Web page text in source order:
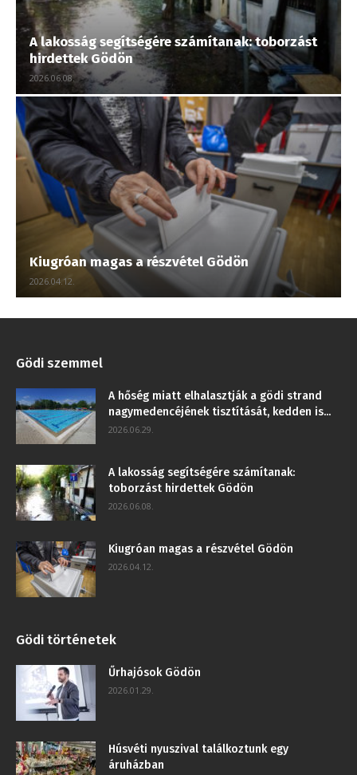
A lakosság segítségére számítanak: toborzást
hirdettek Gödön
2026.06.08.
Kiugróan magas a részvétel Gödön
2026.04.12.
Gödi szemmel
A hőség miatt elhalasztják a gödi strand
nagymedencéjének tisztítását, kedden is...
2026.06.29.
A lakosság segítségére számítanak:
toborzást hirdettek Gödön
2026.06.08.
Kiugróan magas a részvétel Gödön
2026.04.12.
Gödi történetek
Űrhajósok Gödön
2026.01.29.
Húsvéti nyuszival találkoztunk egy
áruházban